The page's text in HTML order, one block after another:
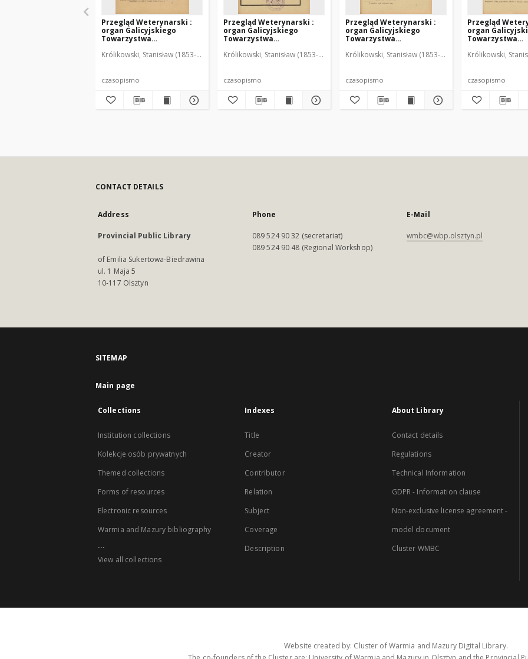
Przegląd Weterynarski :
organ Galicyjskiego
Towarzystwa
czasopismo poświęcone
Królikowski, Stanisław (1853-1924). Red.
czasopismo
Przegląd Weterynarski :
organ Galicyjskiego
Towarzystwa
czasopismo poświęcone
Królikowski, Stanisław (1853-1924). Red.
czasopismo
Przegląd Weterynarski :
organ Galicyjskiego
Towarzystwa
czasopismo poświęcone
Królikowski, Stanisław (1853-1924). Red.
czasopismo
Przegląd
organ
Towarzystwa
czasopismo
Królikowski,
czasopismo
CONTACT DETAILS
Address
Provincial Public Library
of Emilia Sukertowa-Biedrawina
ul. 1 Maja 5
10-117 Olsztyn
Phone
089 524 90 32 (secretariat)
089 524 90 48 (Regional Workshop)
E-Mail
wmbc@wbp.olsztyn.pl
SITEMAP
Main page
Collections
Institution collections
Kolekcje osób prywatnych
Themed collections
Forms of resources
Electronic resources
Warmia and Mazury bibliography
...
View all collections
Indexes
Title
Creator
Contributor
Relation
Subject
Coverage
Description
About Library
Contact details
Regulations
Technical Information
GDPR - Information clause
Non-exclusive license agreement -
model document
Cluster WMBC
Website created by: Cluster of Warmia and Mazury Digital Library.